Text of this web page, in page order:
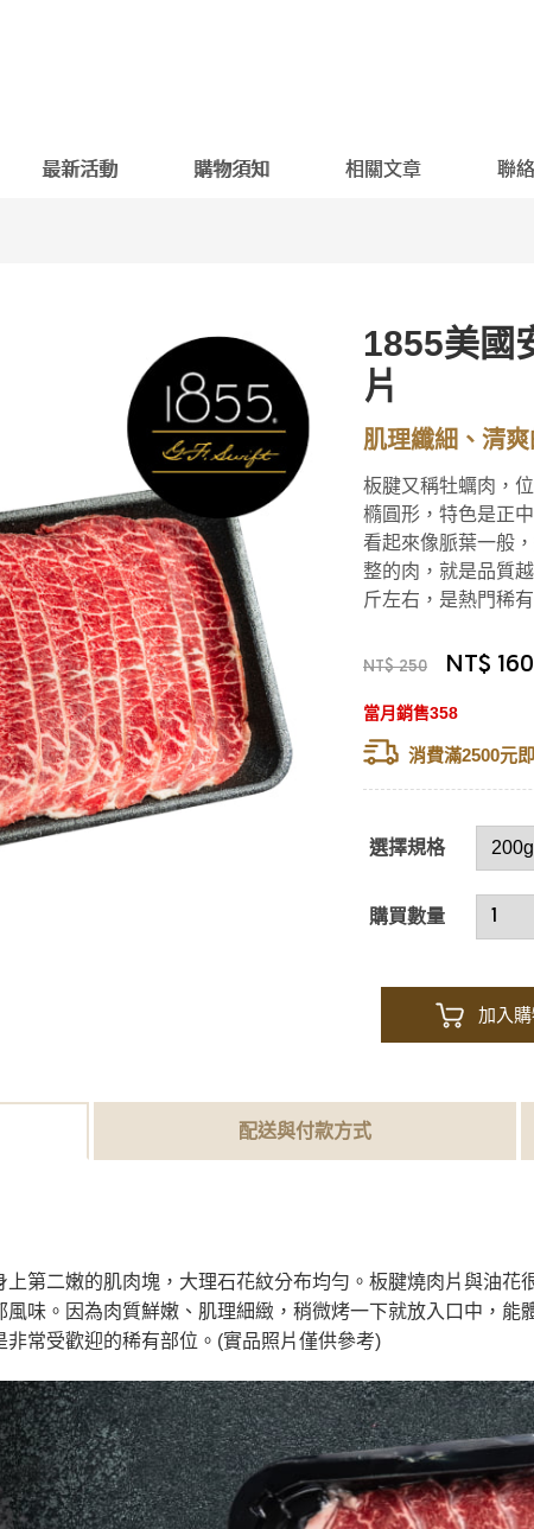
最新活動 購物須知 相關文章 聯
1855美國
片
肌理纖細、清
板腱又稱牡蠣肉，
橢圓形，特色是正
看起來像脈葉一般
整的肉，就是品質
斤左右，是熱門稀
NT$ 250 NT$ 160
當月銷售358
消費滿2500元
選擇規格
購買數量
加入
配送與付款方式
第二嫩的肌肉塊，大理石花紋分布均勻。板腱燒肉片與油花
味。因為肉質鮮嫩、肌理細緻，稍微烤一下就放入口中，能
常受歡迎的稀有部位。(實品照片僅供參考)